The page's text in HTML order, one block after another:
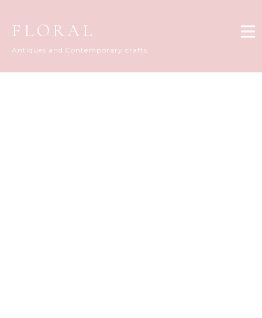
FLORAL
Antiques and Contemporary crafts